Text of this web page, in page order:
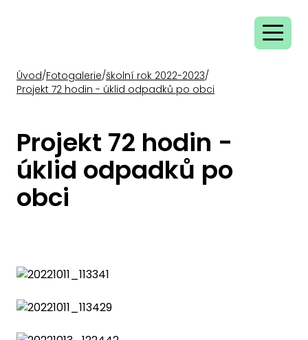
Úvod/Fotogalerie/školní rok 2022-2023/
Projekt 72 hodin - úklid odpadků po obci
Projekt 72 hodin -
úklid odpadků po
obci